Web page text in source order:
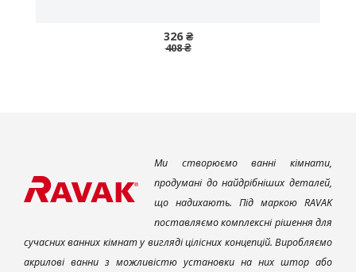
326 ₴
408 ₴
Ми створюємо ванні кімнати,
продумані до найдрібніших деталей,
що надихають. Під маркою RAVAK
поставляємо комплексні рішення для
сучасних ванних кімнат у вигляді цілісних концепцій. Виробляємо
акрилові ванни з можливістю установки на них штор або